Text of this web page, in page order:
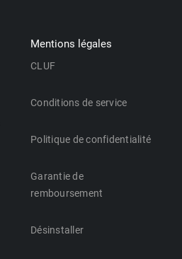
Mentions légales
CLUF
Conditions de service
Politique de confidentialité
Garantie de
remboursement
Désinstaller